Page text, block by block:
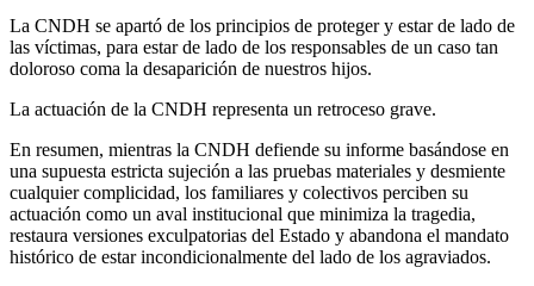
La CNDH se apartó de los principios de proteger y estar de lado de
las víctimas, para estar de lado de los responsables de un caso tan
doloroso coma la desaparición de nuestros hijos.
La actuación de la CNDH representa un retroceso grave.
En resumen, mientras la CNDH defiende su informe basándose en
una supuesta estricta sujeción a las pruebas materiales y desmiente
cualquier complicidad, los familiares y colectivos perciben su
actuación como un aval institucional que minimiza la tragedia,
restaura versiones exculpatorias del Estado y abandona el mandato
histórico de estar incondicionalmente del lado de los agraviados.